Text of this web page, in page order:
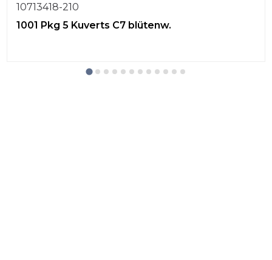
10713418-210
1001 Pkg 5 Kuverts C7 blütenw.